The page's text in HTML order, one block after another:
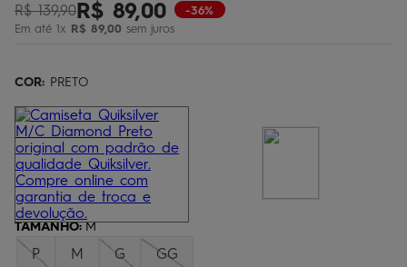
R$ 139,90R$ 89,00
Em até 1x R$ 89,00 sem juros
-36%
COR: PRETO
TAMANHO: M
P M G GG
5 º bermuda
7 º jaqueta
8º boardshort
9º chinelo
10º calça